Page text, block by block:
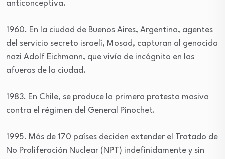
anticonceptiva.
1960. En la ciudad de Buenos Aires, Argentina, agentes
del servicio secreto israelí, Mosad, capturan al genocida
nazi Adolf Eichmann, que vivía de incógnito en las
afueras de la ciudad.
1983. En Chile, se produce la primera protesta masiva
contra el régimen del General Pinochet.
1995. Más de 170 países deciden extender el Tratado de
No Proliferación Nuclear (NPT) indefinidamente y sin